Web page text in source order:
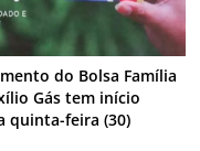
do Bolsa Família
Gás tem início
quinta-feira (30)